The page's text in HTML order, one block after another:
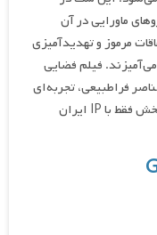
ماورایی در آن
مرموز و تهدیدآمیزی
فیلم فضایی
فراطبیعی، تجربه‌ای
متفاوت از ترس را ارائه می‌دهد. دانلود و پخش فقط با IP ایران